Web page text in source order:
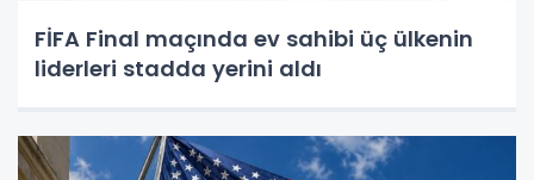
FİFA Final maçında ev sahibi üç ülkenin
liderleri stadda yerini aldı